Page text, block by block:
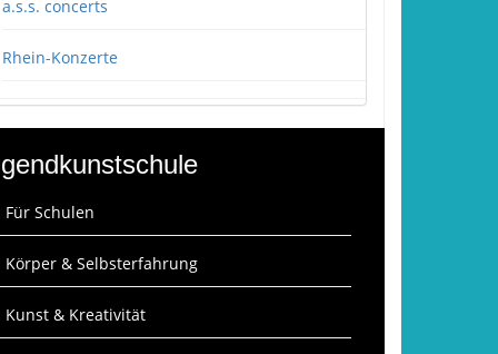
a.s.s. concerts
Rhein-Konzerte
Für Schulen
Körper & Selbsterfahrung
Kunst & Kreativität